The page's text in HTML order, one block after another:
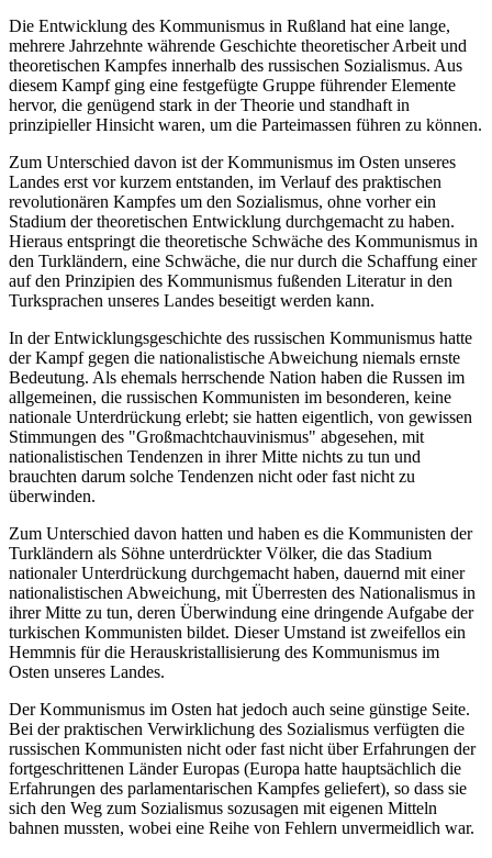
Die Entwicklung des Kommunismus in Rußland hat eine lange,
mehrere Jahrzehnte währende Geschichte theoretischer Arbeit und
theoretischen Kampfes innerhalb des russischen Sozialismus. Aus
diesem Kampf ging eine festgefügte Gruppe führender Elemente
hervor, die genügend stark in der Theorie und standhaft in
prinzipieller Hinsicht waren, um die Parteimassen führen zu können.
Zum Unterschied davon ist der Kommunismus im Osten unseres
Landes erst vor kurzem entstanden, im Verlauf des praktischen
revolutionären Kampfes um den Sozialismus, ohne vorher ein
Stadium der theoretischen Entwicklung durchgemacht zu haben.
Hieraus entspringt die theoretische Schwäche des Kommunismus in
den Turkländern, eine Schwäche, die nur durch die Schaffung einer
auf den Prinzipien des Kommunismus fußenden Literatur in den
Turksprachen unseres Landes beseitigt werden kann.
In der Entwicklungsgeschichte des russischen Kommunismus hatte
der Kampf gegen die nationalistische Abweichung niemals ernste
Bedeutung. Als ehemals herrschende Nation haben die Russen im
allgemeinen, die russischen Kommunisten im besonderen, keine
nationale Unterdrückung erlebt; sie hatten eigentlich, von gewissen
Stimmungen des "Großmachtchauvinismus" abgesehen, mit
nationalistischen Tendenzen in ihrer Mitte nichts zu tun und
brauchten darum solche Tendenzen nicht oder fast nicht zu
überwinden.
Zum Unterschied davon hatten und haben es die Kommunisten der
Turkländern als Söhne unterdrückter Völker, die das Stadium
nationaler Unterdrückung durchgemacht haben, dauernd mit einer
nationalistischen Abweichung, mit Überresten des Nationalismus in
ihrer Mitte zu tun, deren Überwindung eine dringende Aufgabe der
turkischen Kommunisten bildet. Dieser Umstand ist zweifellos ein
Hemmnis für die Herauskristallisierung des Kommunismus im
Osten unseres Landes.
Der Kommunismus im Osten hat jedoch auch seine günstige Seite.
Bei der praktischen Verwirklichung des Sozialismus verfügten die
russischen Kommunisten nicht oder fast nicht über Erfahrungen der
fortgeschrittenen Länder Europas (Europa hatte hauptsächlich die
Erfahrungen des parlamentarischen Kampfes geliefert), so dass sie
sich den Weg zum Sozialismus sozusagen mit eigenen Mitteln
bahnen mussten, wobei eine Reihe von Fehlern unvermeidlich war.